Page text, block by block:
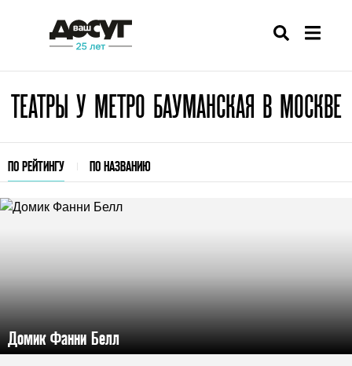
ТЕАТРЫ У МЕТРО БАУМАНСКАЯ В МОСКВЕ
ПО РЕЙТИНГУ ПО НАЗВАНИЮ
Домик Фанни Белл